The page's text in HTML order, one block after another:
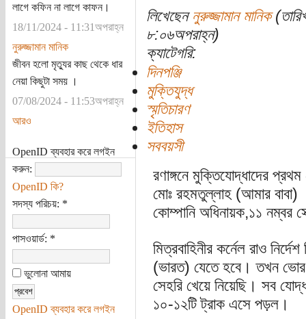
লাগে কফিন না লাগে কাফন।
18/11/2024 - 11:31অপরাহ্ন
নুরুজ্জামান মানিক
জীবন হলো মৃত্যুর কাছ থেকে ধার
নেয়া কিছুটা সময় ।
07/08/2024 - 11:53অপরাহ্ন
আরও
OpenID ব্যবহার করে লগইন
করুন:
OpenID কি?
সদস্য পরিচয়: *
পাসওয়ার্ড: *
ভুলোনা আমায়
OpenID ব্যবহার করে লগইন
লিখেছেন নুরুজ্জামান মানিক
৮:০৬অপরাহ্ন)
ক্যাটেগরি:
দিনপঞ্জি
মুক্তিযুদ্ধ
স্মৃতিচারণ
ইতিহাস
সববয়সী
রণাঙ্গনে মুক্তিযোদ্ধাদের
মোঃ রহমতুল্লাহ (আমার বাবা)
কোম্পানি অধিনায়ক,১১ নম্বর
মিত্রবাহিনীর কর্নেল রাও
(ভারত) যেতে হবে। তখন
সেহরি খেয়ে নিয়েছি। সব
১০-১২টি ট্রাক এসে পড়ল।